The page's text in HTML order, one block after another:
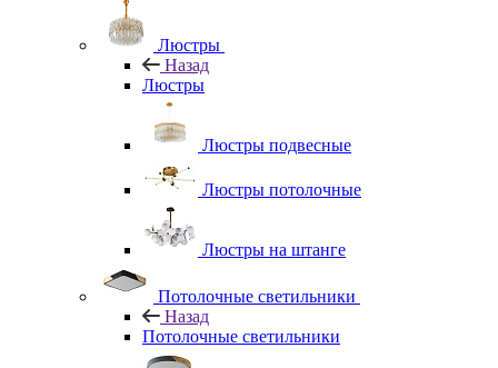
Люстры
Назад
Люстры
Люстры подвесные
Люстры потолочные
Люстры на штанге
Потолочные светильники
Назад
Потолочные светильники